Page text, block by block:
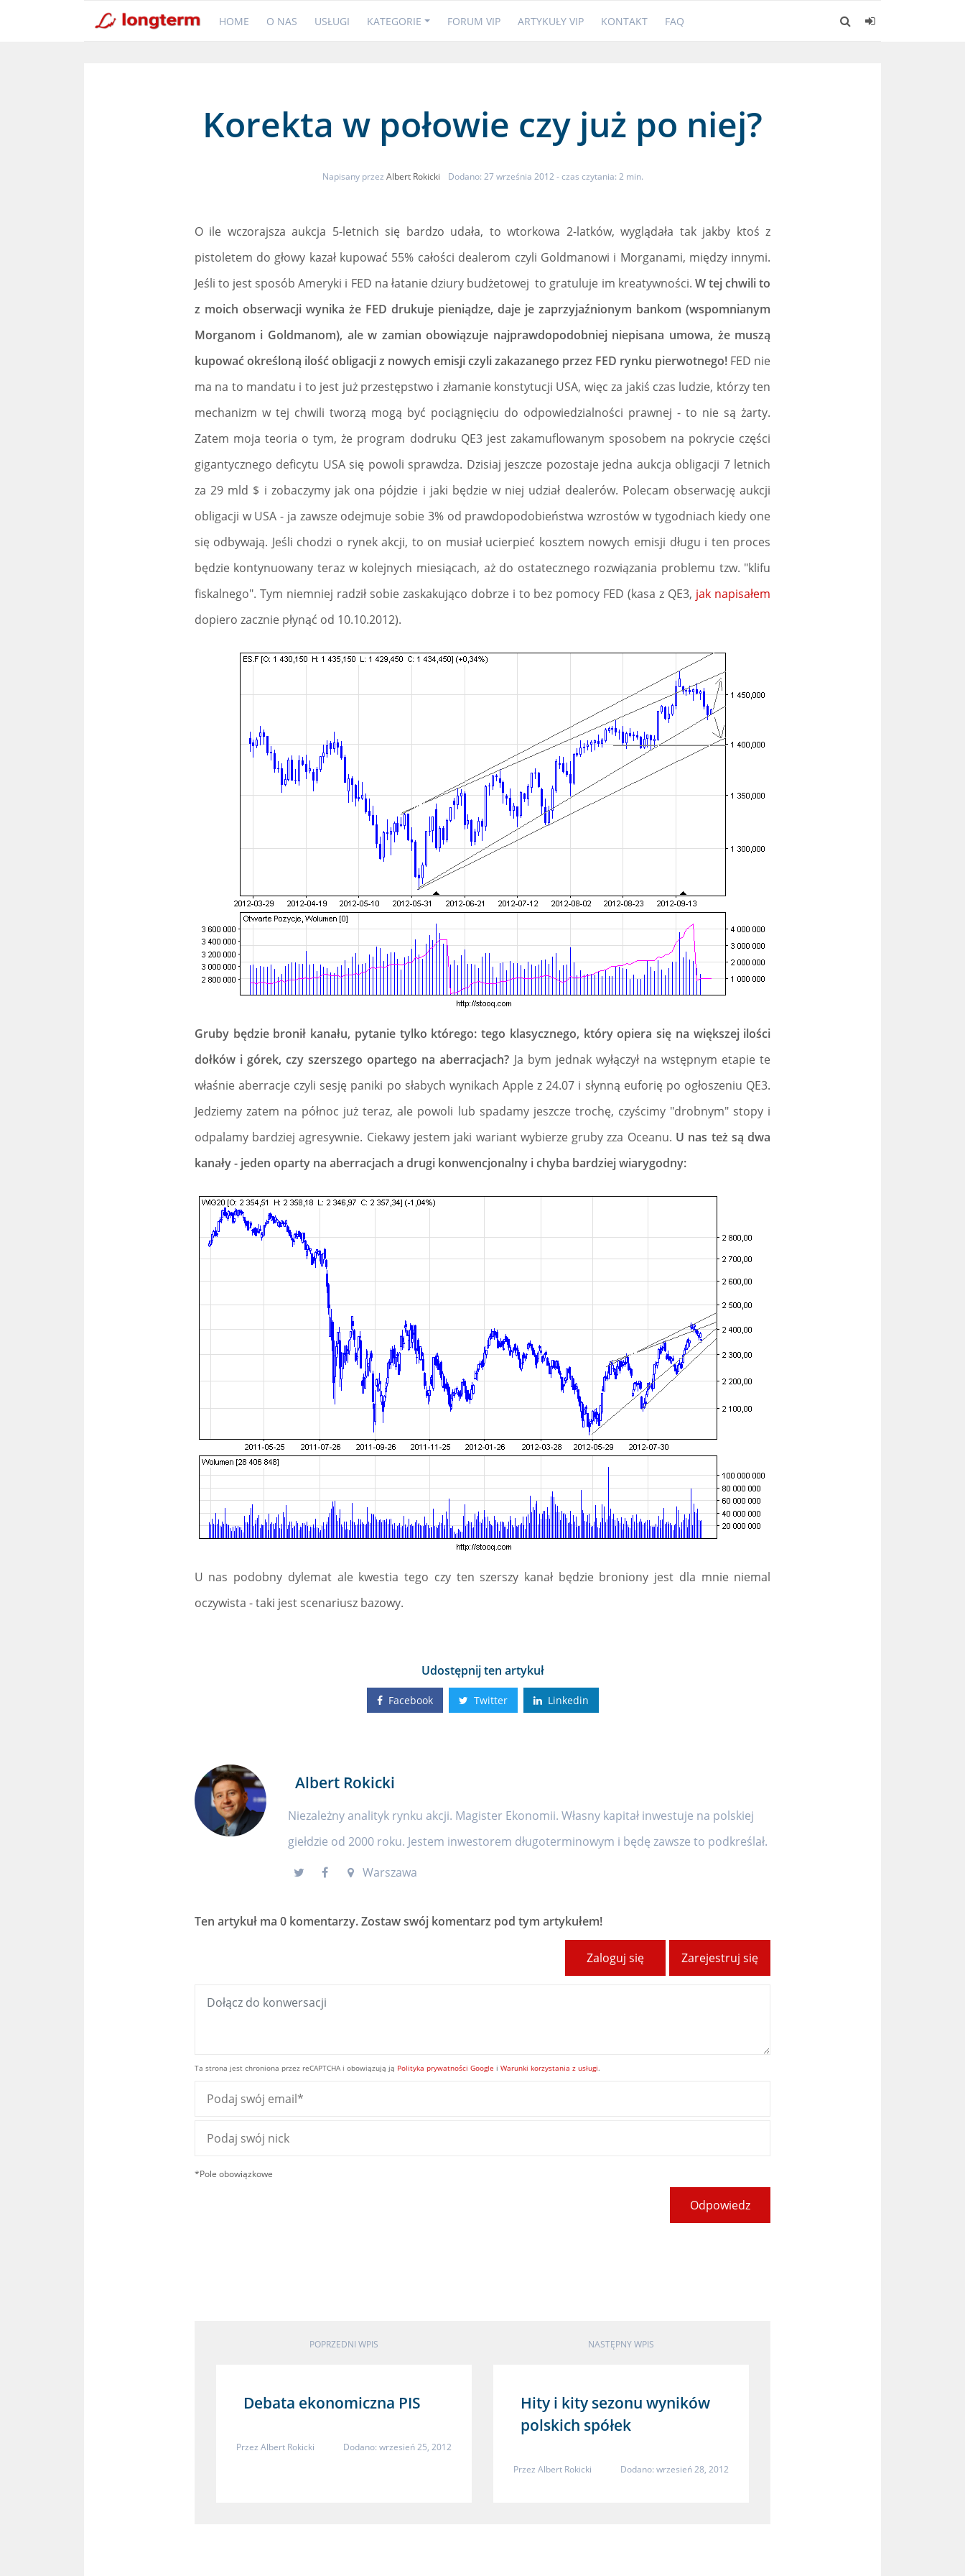
HOME O NAS USŁUGI KATEGORIE FORUM VIP ARTYKUŁY VIP KONTAKT FAQ
Korekta w połowie czy już po niej?
Napisany przez Albert Rokicki Dodano: 27 września 2012 - czas czytania: 2 min.
O ile wczorajsza aukcja 5-letnich się bardzo udała, to wtorkowa 2-latków, wyglądała tak jakby ktoś z
pistoletem do głowy kazał kupować 55% całości dealerom czyli Goldmanowi i Morganami, między innymi.
Jeśli to jest sposób Ameryki i FED na łatanie dziury budżetowej to gratuluje im kreatywności. W tej chwili to
z moich obserwacji wynika że FED drukuje pieniądze, daje je zaprzyjaźnionym bankom (wspomnianym
Morganom i Goldmanom), ale w zamian obowiązuje najprawdopodobniej niepisana umowa, że muszą
kupować określoną ilość obligacji z nowych emisji czyli zakazanego przez FED rynku pierwotnego! FED nie
ma na to mandatu i to jest już przestępstwo i złamanie konstytucji USA, więc za jakiś czas ludzie, którzy ten
mechanizm w tej chwili tworzą mogą być pociągnięciu do odpowiedzialności prawnej - to nie są żarty.
Zatem moja teoria o tym, że program dodruku QE3 jest zakamuflowanym sposobem na pokrycie części
gigantycznego deficytu USA się powoli sprawdza. Dzisiaj jeszcze pozostaje jedna aukcja obligacji 7 letnich
za 29 mld $ i zobaczymy jak ona pójdzie i jaki będzie w niej udział dealerów. Polecam obserwację aukcji
obligacji w USA - ja zawsze odejmuje sobie 3% od prawdopodobieństwa wzrostów w tygodniach kiedy one
się odbywają. Jeśli chodzi o rynek akcji, to on musiał ucierpieć kosztem nowych emisji długu i ten proces
będzie kontynuowany teraz w kolejnych miesiącach, aż do ostatecznego rozwiązania problemu tzw. "klifu
fiskalnego". Tym niemniej radził sobie zaskakująco dobrze i to bez pomocy FED (kasa z QE3, jak napisałem
dopiero zacznie płynąć od 10.10.2012).
Gruby będzie bronił kanału, pytanie tylko którego: tego klasycznego, który opiera się na większej ilości
dołków i górek, czy szerszego opartego na aberracjach? Ja bym jednak wyłączył na wstępnym etapie te
właśnie aberracje czyli sesję paniki po słabych wynikach Apple z 24.07 i słynną euforię po ogłoszeniu QE3.
Jedziemy zatem na północ już teraz, ale powoli lub spadamy jeszcze trochę, czyścimy "drobnym" stopy i
odpalamy bardziej agresywnie. Ciekawy jestem jaki wariant wybierze gruby zza Oceanu. U nas też są dwa
kanały - jeden oparty na aberracjach a drugi konwencjonalny i chyba bardziej wiarygodny:
U nas podobny dylemat ale kwestia tego czy ten szerszy kanał będzie broniony jest dla mnie niemal
oczywista - taki jest scenariusz bazowy.
Udostępnij ten artykuł
Facebook Twitter Linkedin
Albert Rokicki
Niezależny analityk rynku akcji. Magister Ekonomii. Własny kapitał inwestuje na polskiej
giełdzie od 2000 roku. Jestem inwestorem długoterminowym i będę zawsze to podkreślał.
Warszawa
Ten artykuł ma 0 komentarzy. Zostaw swój komentarz pod tym artykułem!
Zarejestruj się
Zaloguj się
Ta strona jest chroniona przez reCAPTCHA i obowiązują ją Polityka prywatności Google i Warunki korzystania z usługi.
*Pole obowiązkowe
Odpowiedz
POPRZEDNI WPIS
Debata ekonomiczna PIS
Przez Albert Rokicki Dodano: wrzesień 25, 2012
NASTĘPNY WPIS
Hity i kity sezonu wyników
polskich spółek
Przez Albert Rokicki Dodano: wrzesień 28, 2012